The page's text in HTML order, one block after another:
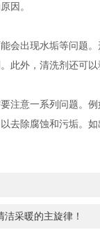
因。
会出现水垢等问题
此外，清洗剂还可
注意一系列问题。
去除腐蚀和污垢。
采暖的主旋律！